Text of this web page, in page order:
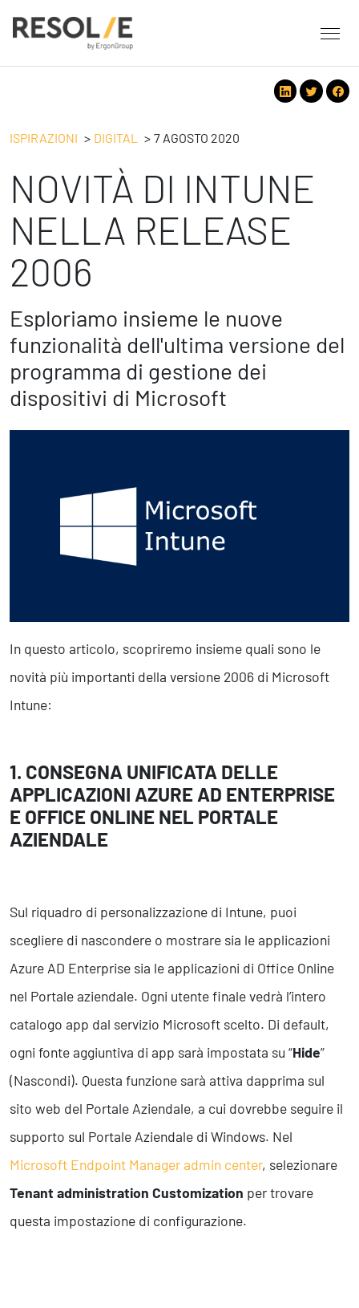
Servizi
People
Strategy
Future
Digital
Operation
Safety
Tecnologie
Eventi
Ispirazioni
Formazione
Contatti
People
Leadership
Benessere Organizzativo & Sostenibile
Performance Management
Strategy
Business Process Improvement
People & Process
Finanza Strategica
231 Gestione Rischi
Collaborative Design
Digital
Modern Infrastructure
Remote Working & Video e Audio Conferencing
Sicurezza & Conformità
Operation
Smart Working
Efficientamento Aziendale
Risk Management
Safety
Assistenza Ambientale
Sicurezza Alimentare
ISPIRAZIONI DIGITAL 7 AGOSTO 2020
NOVITÀ DI INTUNE
NELLA RELEASE
2006
Esploriamo insieme le nuove
funzionalità dell'ultima versione del
programma di gestione dei
dispositivi di Microsoft
In questo articolo, scopriremo insieme quali sono le
novità più importanti della versione 2006 di Microsoft
Intune:
1. CONSEGNA UNIFICATA DELLE
APPLICAZIONI AZURE AD ENTERPRISE
E OFFICE ONLINE NEL PORTALE
AZIENDALE
Sul riquadro di personalizzazione di Intune, puoi
scegliere di nascondere o mostrare sia le applicazioni
Azure AD Enterprise sia le applicazioni di Office Online
nel Portale aziendale. Ogni utente finale vedrà l’intero
catalogo app dal servizio Microsoft scelto. Di default,
ogni fonte aggiuntiva di app sarà impostata su “Hide”
(Nascondi). Questa funzione sarà attiva dapprima sul
sito web del Portale Aziendale, a cui dovrebbe seguire il
supporto sul Portale Aziendale di Windows. Nel
Microsoft Endpoint Manager admin center, selezionare
Tenant administration Customization per trovare
questa impostazione di configurazione.